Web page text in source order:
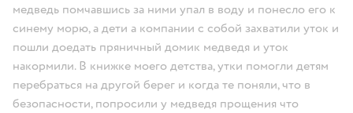
медведь помчавшись за ними упал в воду и понесло его к
синему морю, а дети а компании с собой захватили уток и
пошли доедать пряничный домик медведя и уток
накормили. В книжке моего детства, утки помогли детям
перебраться на другой берег и когда те поняли, что в
безопасности, попросили у медведя прощения что